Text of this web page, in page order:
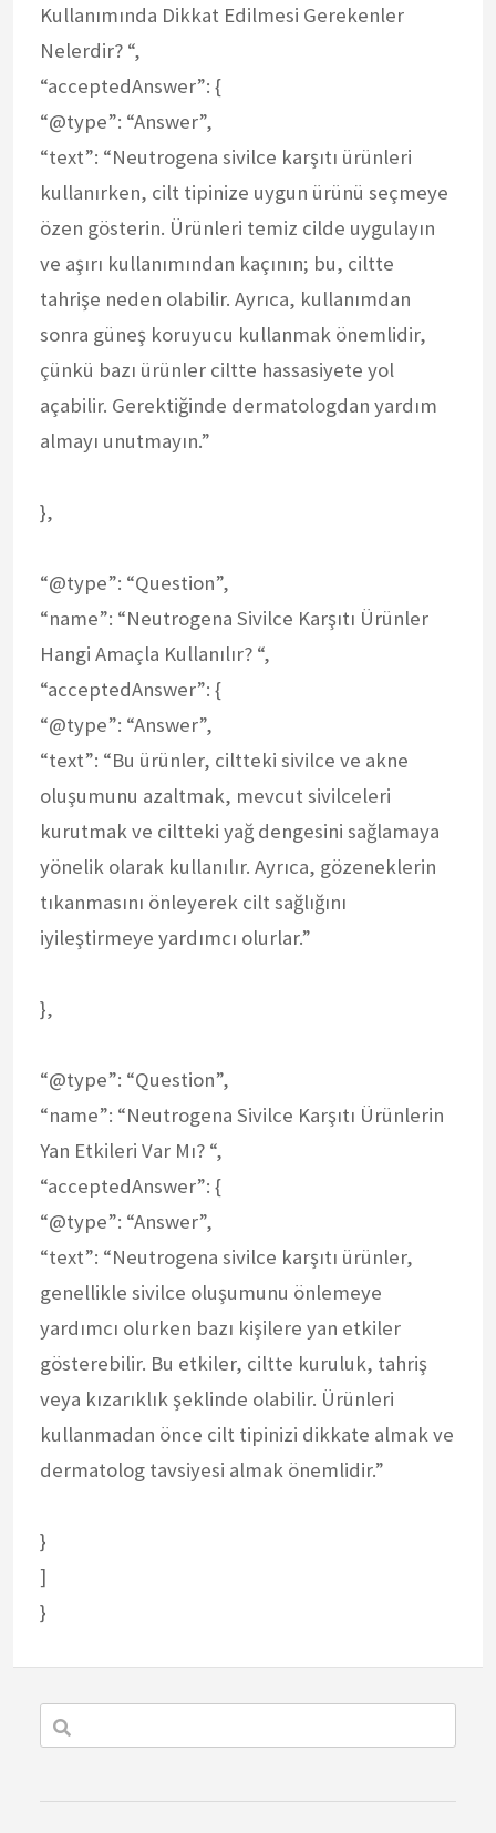
Kullanımında Dikkat Edilmesi Gerekenler
Nelerdir? “,
“acceptedAnswer”: {
“@type”: “Answer”,
“text”: “Neutrogena sivilce karşıtı ürünleri
kullanırken, cilt tipinize uygun ürünü seçmeye
özen gösterin. Ürünleri temiz cilde uygulayın
ve aşırı kullanımından kaçının; bu, ciltte
tahrişe neden olabilir. Ayrıca, kullanımdan
sonra güneş koruyucu kullanmak önemlidir,
çünkü bazı ürünler ciltte hassasiyete yol
açabilir. Gerektiğinde dermatologdan yardım
almayı unutmayın.”
},
“@type”: “Question”,
“name”: “Neutrogena Sivilce Karşıtı Ürünler
Hangi Amaçla Kullanılır? “,
“acceptedAnswer”: {
“@type”: “Answer”,
“text”: “Bu ürünler, ciltteki sivilce ve akne
oluşumunu azaltmak, mevcut sivilceleri
kurutmak ve ciltteki yağ dengesini sağlamaya
yönelik olarak kullanılır. Ayrıca, gözeneklerin
tıkanmasını önleyerek cilt sağlığını
iyileştirmeye yardımcı olurlar.”
},
“@type”: “Question”,
“name”: “Neutrogena Sivilce Karşıtı Ürünlerin
Yan Etkileri Var Mı? “,
“acceptedAnswer”: {
“@type”: “Answer”,
“text”: “Neutrogena sivilce karşıtı ürünler,
genellikle sivilce oluşumunu önlemeye
yardımcı olurken bazı kişilere yan etkiler
gösterebilir. Bu etkiler, ciltte kuruluk, tahriş
veya kızarıklık şeklinde olabilir. Ürünleri
kullanmadan önce cilt tipinizi dikkate almak ve
dermatolog tavsiyesi almak önemlidir.”
}
]
}